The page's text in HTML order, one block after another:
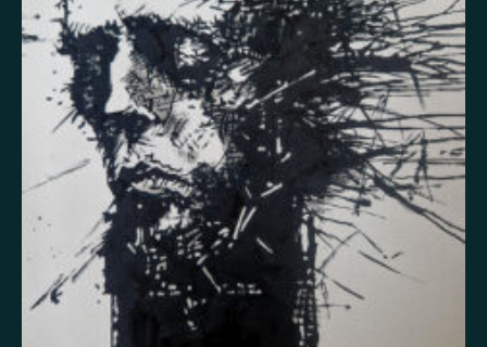
Itsetuhoisuus
Jännitys
Kaipaus
Kaksisuuntainen mielialahäiriö
Kärsimys
Kiitollisuus
Kuolema Kuuloharhat
Luonto
Luottamus
Mania Masennus
Mindfulness
Muisto
Oikeudenmukaisuus Onni
Paha olo
Pakko-oireinen häiriö
Paniikki
Pelko
Persoonallisuushäiriö
Psykoosi
Rakkaus
Rauhallisuus
Rauhattomuus
Riippuvuus
Rohkeus
Seksuaalisuus Skitsofrenia
Stressi